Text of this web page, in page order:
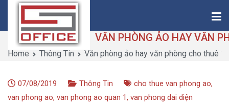
content
Saigon-Office
Saving Is Solution
Home Thông Tin Văn phòng ảo hay văn phòng cho thuê ?
07/08/2019 Thông Tin cho thue van phong ao,
van phong ao, van phong ao quan 1, van phong dai diện